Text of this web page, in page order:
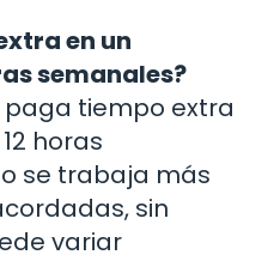
en un
semanales?
tiempo extra
horas
se trabaja más
sin
variar